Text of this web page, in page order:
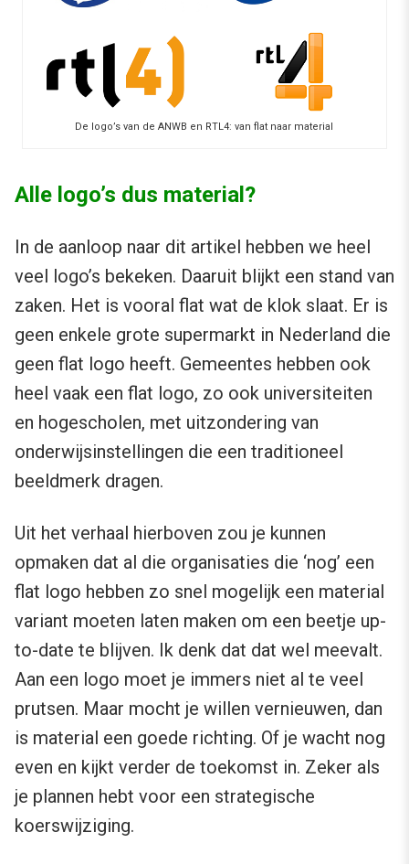
De logo’s van de ANWB en RTL4: van flat naar material
Alle logo’s dus material?
In de aanloop naar dit artikel hebben we heel
veel logo’s bekeken. Daaruit blijkt een stand van
zaken. Het is vooral flat wat de klok slaat. Er is
geen enkele grote supermarkt in Nederland die
geen flat logo heeft. Gemeentes hebben ook
heel vaak een flat logo, zo ook universiteiten
en hogescholen, met uitzondering van
onderwijsinstellingen die een traditioneel
beeldmerk dragen.
Uit het verhaal hierboven zou je kunnen
opmaken dat al die organisaties die ‘nog’ een
flat logo hebben zo snel mogelijk een material
variant moeten laten maken om een beetje up-
to-date te blijven. Ik denk dat dat wel meevalt.
Aan een logo moet je immers niet al te veel
prutsen. Maar mocht je willen vernieuwen, dan
is material een goede richting. Of je wacht nog
even en kijkt verder de toekomst in. Zeker als
je plannen hebt voor een strategische
koerswijziging.